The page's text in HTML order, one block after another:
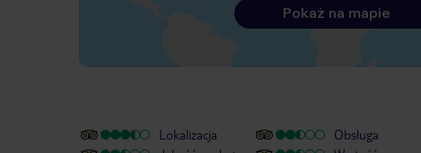
Pokaż na mapie
Lokalizacja
Obsługa